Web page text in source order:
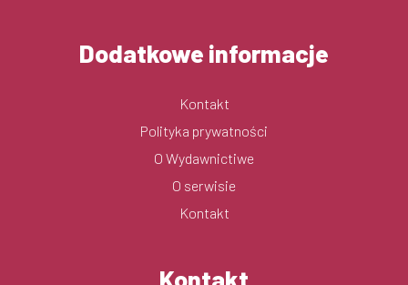
Dodatkowe informacje
Kontakt
Polityka prywatności
O Wydawnictiwe
O serwisie
Kontakt
Kontakt